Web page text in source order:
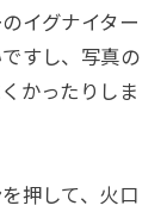
イグナイター
すし、写真の
かったりしま
押して、火口